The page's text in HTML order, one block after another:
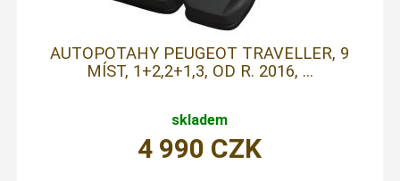
AUTOPOTAHY PEUGEOT TRAVELLER, 9
MÍST, 1+2,2+1,3, OD R. 2016, ...
skladem
4 990 CZK